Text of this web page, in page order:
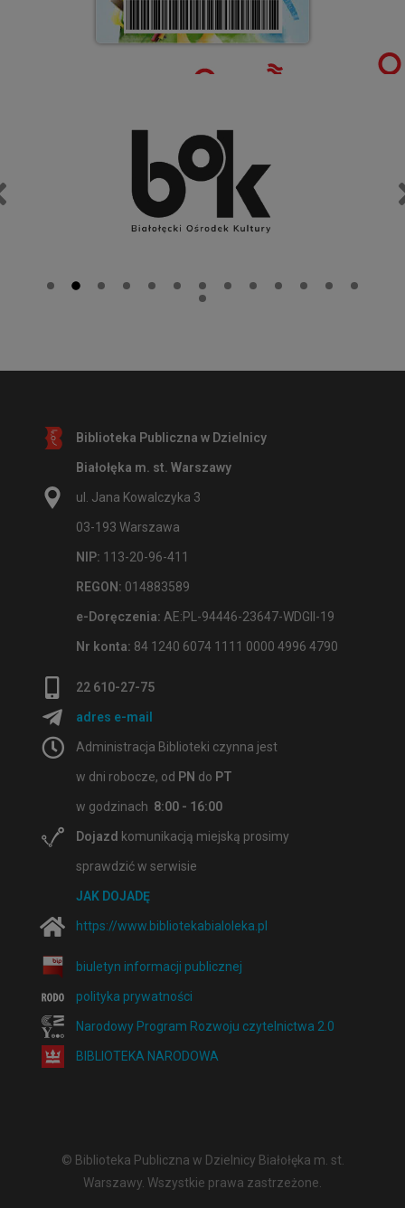
Biblioteka Publiczna w Dzielnicy
Białołęka m. st. Warszawy
ul. Jana Kowalczyka 3
03-193 Warszawa
NIP: 113-20-96-411
REGON: 014883589
e-Doręczenia: AE:PL-94446-23647-WDGII-19
Nr konta: 84 1240 6074 1111 0000 4996 4790
22 610-27-75
adres e-mail
Administracja Biblioteki czynna jest
w dni robocze, od PN do PT
w godzinach 8:00 - 16:00
Dojazd komunikacją miejską prosimy
sprawdzić w serwisie
JAK DOJADĘ
https://www.bibliotekabialoleka.pl
biuletyn informacji publicznej
polityka prywatności
Narodowy Program Rozwoju czytelnictwa 2.0
BIBLIOTEKA NARODOWA
© Biblioteka Publiczna w Dzielnicy Białołęka m. st.
Warszawy. Wszystkie prawa zastrzeżone.